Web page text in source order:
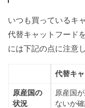
いつも買っているキ
代替キャットフード
には下記の点に注意
代替キ
原産国の
状況
原産国
ないか